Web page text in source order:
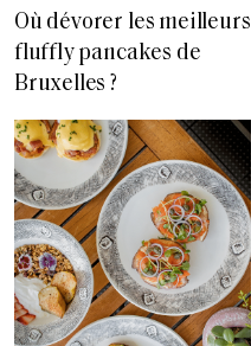
Où dévorer les meilleurs
fluffly pancakes de
Bruxelles ?